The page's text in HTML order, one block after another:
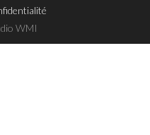
WMI